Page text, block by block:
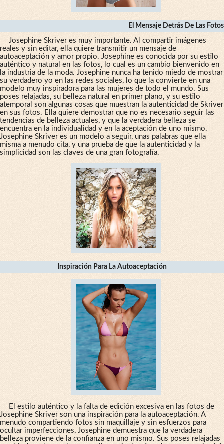
El Mensaje Detrás De Las Fotos
Josephine Skriver es muy importante. Al compartir imágenes
reales y sin editar, ella quiere transmitir un mensaje de
autoaceptación y amor propio. Josephine es conocida por su estilo
auténtico y natural en las fotos, lo cual es un cambio bienvenido en
la industria de la moda. Josephine nunca ha tenido miedo de mostrar
su verdadero yo en las redes sociales, lo que la convierte en una
modelo muy inspiradora para las mujeres de todo el mundo. Sus
poses relajadas, su belleza natural en primer plano, y su estilo
atemporal son algunas cosas que muestran la autenticidad de Skriver
en sus fotos. Ella quiere demostrar que no es necesario seguir las
tendencias de belleza actuales, y que la verdadera belleza se
encuentra en la individualidad y en la aceptación de uno mismo.
Josephine Skriver es un modelo a seguir, unas palabras que ella
misma a menudo cita, y una prueba de que la autenticidad y la
simplicidad son las claves de una gran fotografía.
Inspiración Para La Autoaceptación
El estilo auténtico y la falta de edición excesiva en las fotos de
Josephine Skriver son una inspiración para la autoaceptación. A
menudo compartiendo fotos sin maquillaje y sin esfuerzos para
ocultar imperfecciones, Josephine demuestra que la verdadera
belleza proviene de la confianza en uno mismo. Sus poses relajadas